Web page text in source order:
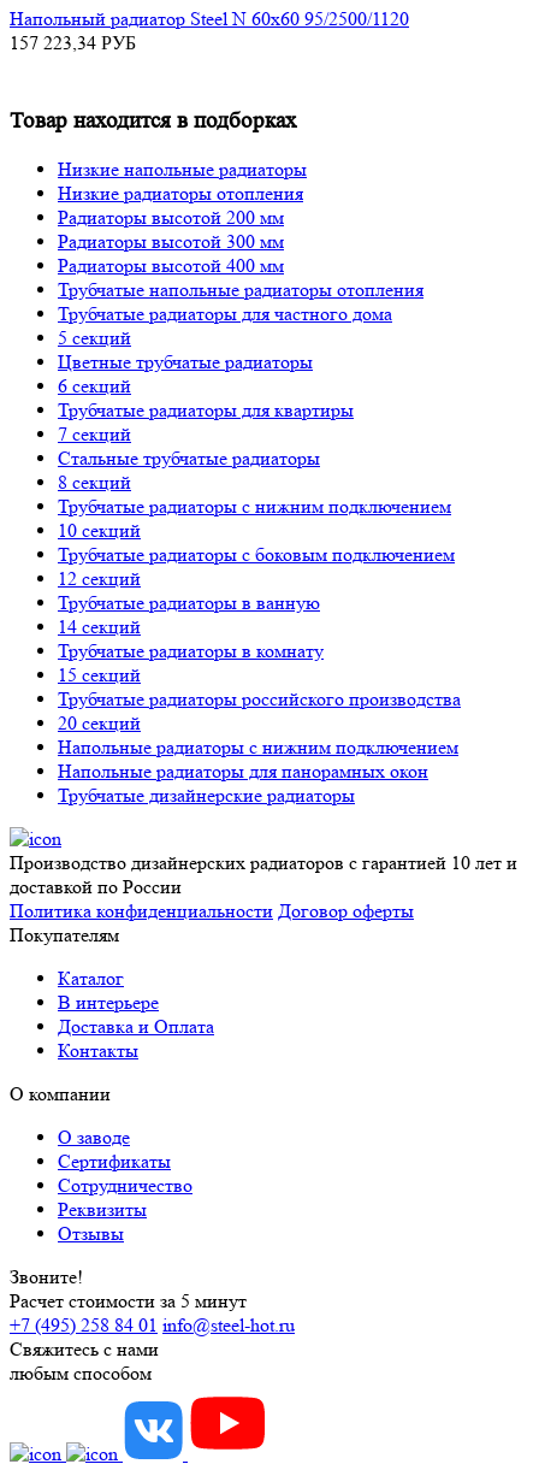
Напольный радиатор Steel N 60х60 95/2500/1120
157 223,34 РУБ
Товар находится в подборках
Низкие напольные радиаторы
Низкие радиаторы отопления
Радиаторы высотой 200 мм
Радиаторы высотой 300 мм
Радиаторы высотой 400 мм
Трубчатые напольные радиаторы отопления
Трубчатые радиаторы для частного дома
5 секций
Цветные трубчатые радиаторы
6 секций
Трубчатые радиаторы для квартиры
7 секций
Стальные трубчатые радиаторы
8 секций
Трубчатые радиаторы с нижним подключением
10 секций
Трубчатые радиаторы с боковым подключением
12 секций
Трубчатые радиаторы в ванную
14 секций
Трубчатые радиаторы в комнату
15 секций
Трубчатые радиаторы российского производства
20 секций
Напольные радиаторы с нижним подключением
Напольные радиаторы для панорамных окон
Трубчатые дизайнерские радиаторы
Производство дизайнерских радиаторов с гарантией 10 лет и
доставкой по России
Политика конфиденциальности Договор оферты
Покупателям
Каталог
В интерьере
Доставка и Оплата
Контакты
О компании
О заводе
Сертификаты
Сотрудничество
Реквизиты
Отзывы
Звоните!
Расчет стоимости за 5 минут
+7 (495) 258 84 01 info@steel-hot.ru
Свяжитесь с нами
любым способом